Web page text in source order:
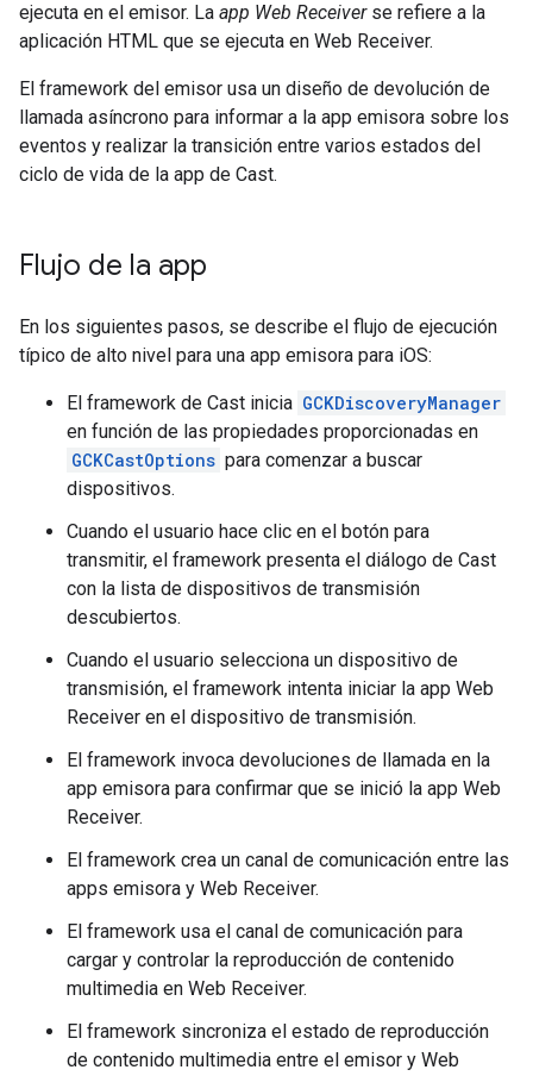
ejecuta en el emisor. La app Web Receiverse refiere a la
aplicación HTML que se ejecuta en Web Receiver.
El framework del emisor usa un diseño de devolución de
llamada asíncrono para informar a la app emisora sobre los
eventos y realizar la transición entre varios estados del
ciclo de vida de la app de Cast.
Flujo de la app
En los siguientes pasos, se describe el flujo de ejecución
típico de alto nivel para una app emisora para iOS:
El framework de Cast inicia GCKDiscoveryManager
en función de las propiedades proporcionadas en
GCKCastOptions para comenzar a buscar
dispositivos.
Cuando el usuario hace clic en el botón para
transmitir, el framework presenta el diálogo de Cast
con la lista de dispositivos de transmisión
descubiertos.
Cuando el usuario selecciona un dispositivo de
transmisión, el framework intenta iniciar la app Web
Receiver en el dispositivo de transmisión.
El framework invoca devoluciones de llamada en la
app emisora para confirmar que se inició la app Web
Receiver.
El framework crea un canal de comunicación entre las
apps emisora y Web Receiver.
El framework usa el canal de comunicación para
cargar y controlar la reproducción de contenido
multimedia en Web Receiver.
El framework sincroniza el estado de reproducción
de contenido multimedia entre el emisor y Web